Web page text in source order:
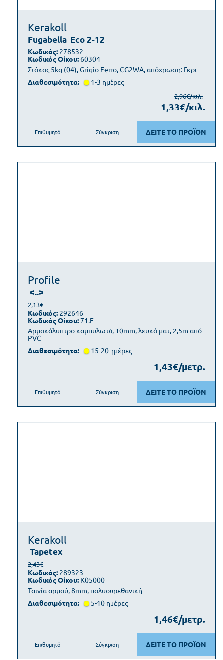
Kerakoll
Fugabella Eco 2-12
Στόκος 5kg (04), Grigio Ferro, CG2WA, απόχρωση: Γκρι
Κωδικός: 278532
Κωδικός Οίκου: 60304
Διαθεσιμότητα: 1-3 ημέρες
2,96€/κιλ.
1,33€/κιλ.
ΔΕΙΤΕ ΤΟ ΠΡΟΪΟΝ
Επιθυμητό Σύγκριση
Profile
<..>
Αρμοκάλυπτρο καμπυλωτό, 10mm, λευκό ματ, 2,5m από
PVC
2,13€
Κωδικός: 292646
Κωδικός Οίκου:71.E
Διαθεσιμότητα: 15-20 ημέρες
1,43€/μετρ.
ΔΕΙΤΕ ΤΟ ΠΡΟΪΟΝ
Επιθυμητό Σύγκριση
Kerakoll
Tapetex
Ταινία αρμού, 8mm, πολυουρεθανική
2,43€
Κωδικός: 289323
Κωδικός Οίκου: K05000
Διαθεσιμότητα: 5-10 ημέρες
1,46€/μετρ.
ΔΕΙΤΕ ΤΟ ΠΡΟΪΟΝ
Επιθυμητό Σύγκριση